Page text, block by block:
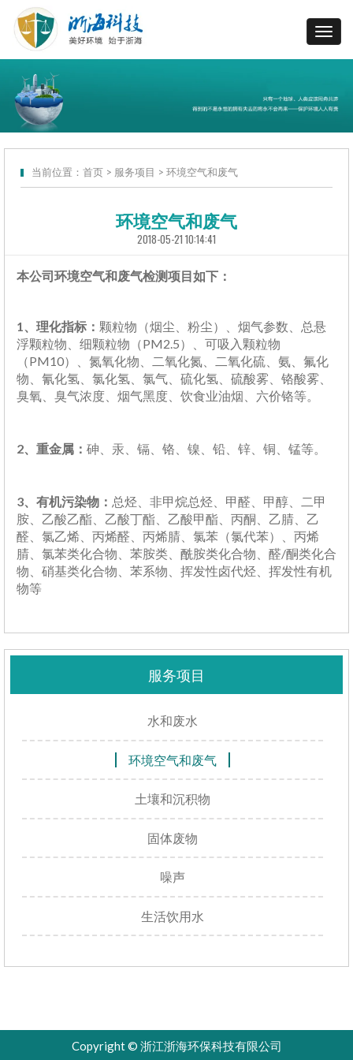
当前位置： 首页 > 服务项目 > 环境空气和废气
环境空气和废气
2018-05-21 10:14:41
本公司环境空气和废气检测项目如下：
1、理化指标： 颗粒物（烟尘、粉尘）、烟气参数、总悬
浮颗粒物、细颗粒物（PM2.5）、可吸入颗粒物
（PM10）、氮氧化物、二氧化氮、二氧化硫、氨、氟化
物、氰化氢、氯化氢、氯气、硫化氢、硫酸雾、铬酸雾、
臭氧、臭气浓度、烟气黑度、饮食业油烟、六价铬等。
2、重金属： 砷、汞、镉、铬、镍、铅、锌、铜、锰等。
3、有机污染物： 总烃、非甲烷总烃、甲醛、甲醇、二甲
胺、乙酸乙酯、乙酸丁酯、乙酸甲酯、丙酮、乙腈、乙
醛、氯乙烯、丙烯醛、丙烯腈、氯苯（氯代苯）、丙烯
腈、氯苯类化合物、苯胺类、酰胺类化合物、醛/酮类化合
物、硝基类化合物、苯系物、挥发性卤代烃、挥发性有机
物等
服务项目
水和废水
环境空气和废气
土壤和沉积物
固体废物
噪声
生活饮用水
Copyright © 浙江浙海环保科技有限公司